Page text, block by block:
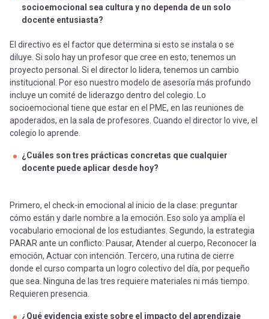
socioemocional sea cultura y no dependa de un solo
docente entusiasta?
El directivo es el factor que determina si esto se instala o se
diluye. Si solo hay un profesor que cree en esto, tenemos un
proyecto personal. Si el director lo lidera, tenemos un cambio
institucional. Por eso nuestro modelo de asesoría más profundo
incluye un comité de liderazgo dentro del colegio. Lo
socioemocional tiene que estar en el PME, en las reuniones de
apoderados, en la sala de profesores. Cuando el director lo vive, el
colegio lo aprende.
¿Cuáles son tres prácticas concretas que cualquier
docente puede aplicar desde hoy?
Primero, el check-in emocional al inicio de la clase: preguntar
cómo están y darle nombre a la emoción. Eso solo ya amplía el
vocabulario emocional de los estudiantes. Segundo, la estrategia
PARAR ante un conflicto: Pausar, Atender al cuerpo, Reconocer la
emoción, Actuar con intención. Tercero, una rutina de cierre
donde el curso comparta un logro colectivo del día, por pequeño
que sea. Ninguna de las tres requiere materiales ni más tiempo.
Requieren presencia.
¿Qué evidencia existe sobre el impacto del aprendizaje